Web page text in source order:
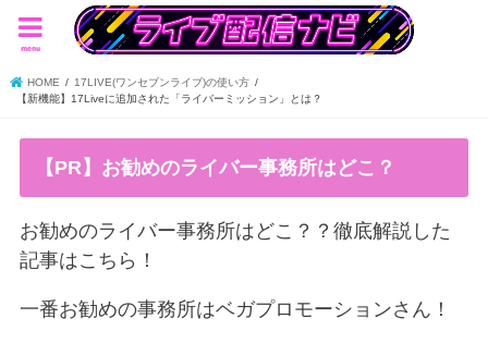
menu
HOME
17LIVE(ワンセブンライブ)の使い方
【新機能】17Liveに追加された「ライバーミッション」とは？
【PR】お勧めのライバー事務所はどこ？
お勧めのライバー事務所はどこ？？徹底解説した
記事はこちら！
一番お勧めの事務所はベガプロモーションさん！